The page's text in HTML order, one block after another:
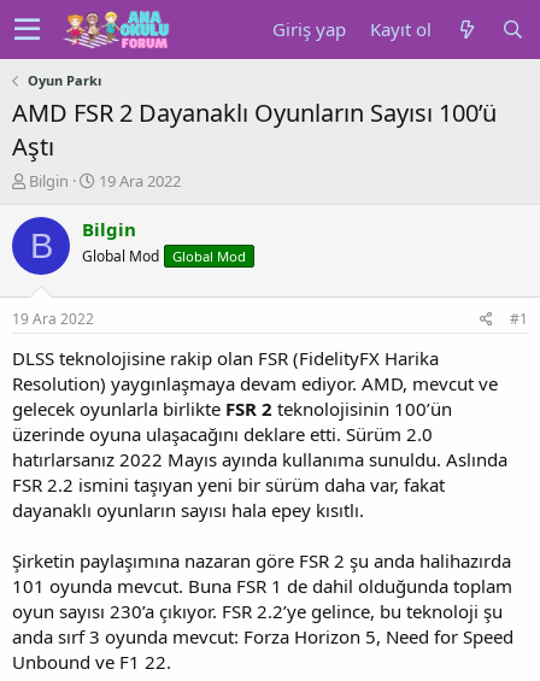
Giriş yap Kayıt ol
Oyun Parkı
AMD FSR 2 Dayanaklı Oyunların Sayısı 100’ü
Aştı
K
n
u
y
b
a
ş
a
t
a
n
Bilgin
B
ş
a
ç
t
a
r
i
h
i
19 Ara 2022
B Bilgin
Global Mod Global Mod
19 Ara 2022 #1
DLSS teknolojisine rakip olan FSR (FidelityFX Harika
Resolution) yaygınlaşmaya devam ediyor. AMD, mevcut ve
gelecek oyunlarla birlikte FSR 2 teknolojisinin 100’ün
üzerinde oyuna ulaşacağını deklare etti. Sürüm 2.0
hatırlarsanız 2022 Mayıs ayında kullanıma sunuldu. Aslında
FSR 2.2 ismini taşıyan yeni bir sürüm daha var, fakat
dayanaklı oyunların sayısı hala epey kısıtlı.
Şirketin paylaşımına nazaran göre FSR 2 şu anda halihazırda
101 oyunda mevcut. Buna FSR 1 de dahil olduğunda toplam
oyun sayısı 230’a çıkıyor. FSR 2.2’ye gelince, bu teknoloji şu
anda sırf 3 oyunda mevcut: Forza Horizon 5, Need for Speed
Unbound ve F1 22.